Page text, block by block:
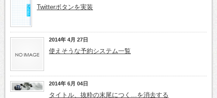
Twitterボタンを実装
2014年 4月 27日
使えそうな予約システム一覧
2014年 6月 04日
タイトル、抜粋の末尾につく…を消去する